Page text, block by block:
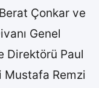
Çonkar ve
Genel
Direktörü Paul
Mustafa Remzi